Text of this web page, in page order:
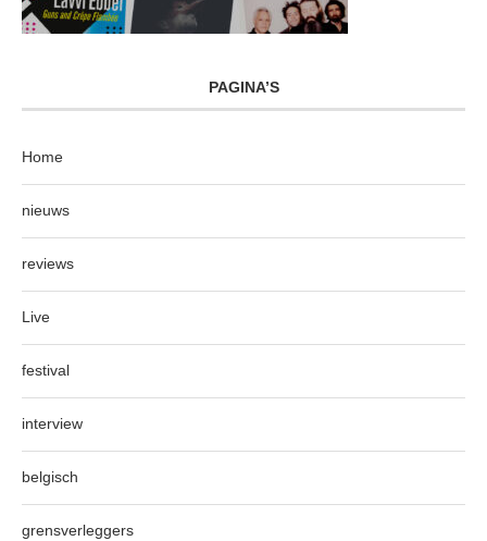
PAGINA’S
Home
nieuws
reviews
Live
festival
interview
belgisch
grensverleggers